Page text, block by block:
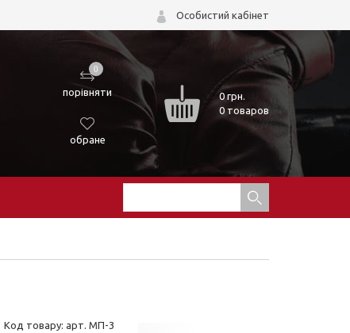
Особистий кабінет
0
порівняти
обране
0грн.
0 товаров
Код товару: арт. МП-3